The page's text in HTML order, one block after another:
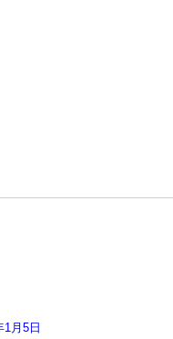
月5日